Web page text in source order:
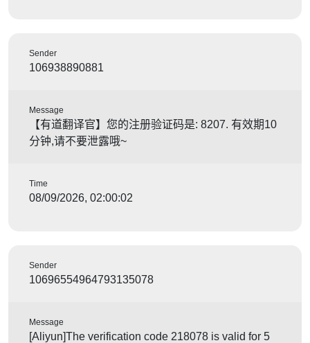
Sender
106938890881
Message
【有道翻译官】您的注册验证码是: 8207. 有效期10
分钟,请不要泄露哦~
Time
08/09/2026, 02:00:02
Sender
10696554964793135078
Message
[Aliyun]The verification code 218078 is valid for 5